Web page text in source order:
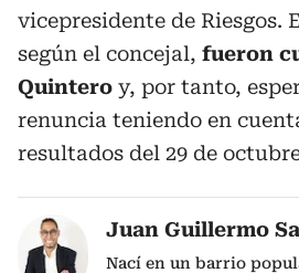
vicepresidente de Riesgos.
según el concejal, fueron
Quintero y, por tanto,
renuncia teniendo en
resultados del 29 de
Juan Guillermo
Nací en un barrio